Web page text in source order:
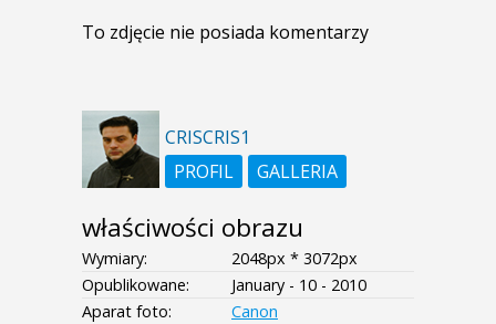
To zdjęcie nie posiada komentarzy
CRISCRIS1
PROFIL
GALLERIA
właściwości obrazu
Wymiary:
2048px * 3072px
Opublikowane:
January - 10 - 2010
Aparat foto:
Canon